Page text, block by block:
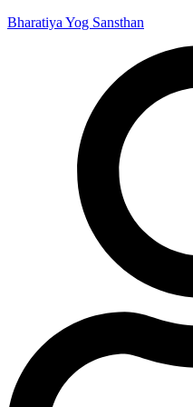
Bharatiya Yog Sansthan